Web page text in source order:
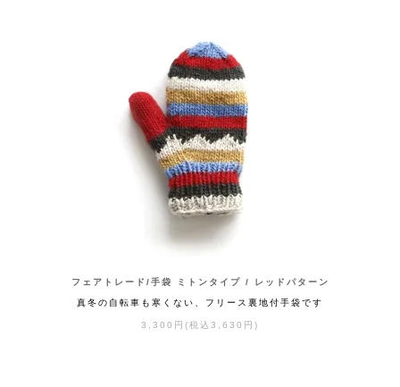
フェアトレード/手袋 ミトンタイプ / レッドパターン
真冬の自転車も寒くない、フリース裏地付手袋です
3,300円(税込3,630円)